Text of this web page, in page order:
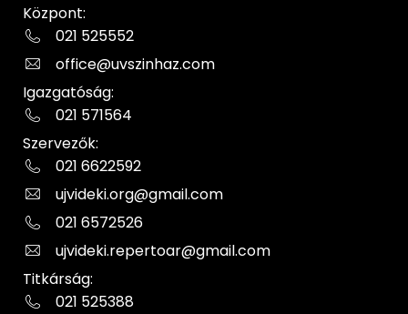
Központ:
021 525552
office@uvszinhaz.com
Igazgatóság:
021 571564
Szervezők:
021 6622592
ujvideki.org@gmail.com
021 6572526
ujvideki.repertoar@gmail.com
Titkárság:
021 525388